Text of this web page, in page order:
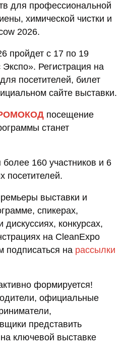
для профессиональной
химической чистки и
2026.
пройдет с 17 по 19
Регистрация на
посетителей, билет
сайте выставки.
посещение
станет
160 участников и 6
посетителей.
выставки и
спикерах,
конкурсах,
на CleanExpo
подписаться на рассылки
формируется!
официальные
представить
ключевой выставке